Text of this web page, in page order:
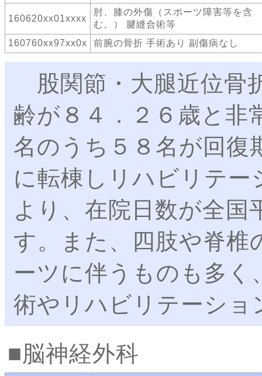
160620xx01xxxx
肘、膝の外傷（スポーツ障害等を含
む。） 腱縫合術等
160760xx97xx0x
前腕の骨折 手術あり 副傷病なし
股関節・大腿近位骨
齢が８４．２６歳と非
名のうち５８名が回復
に転棟しリハビリテ
より、在院日数が全
す。また、四肢や脊椎
ーツに伴うものも多く
術やリハビリテーショ
脳神経外科